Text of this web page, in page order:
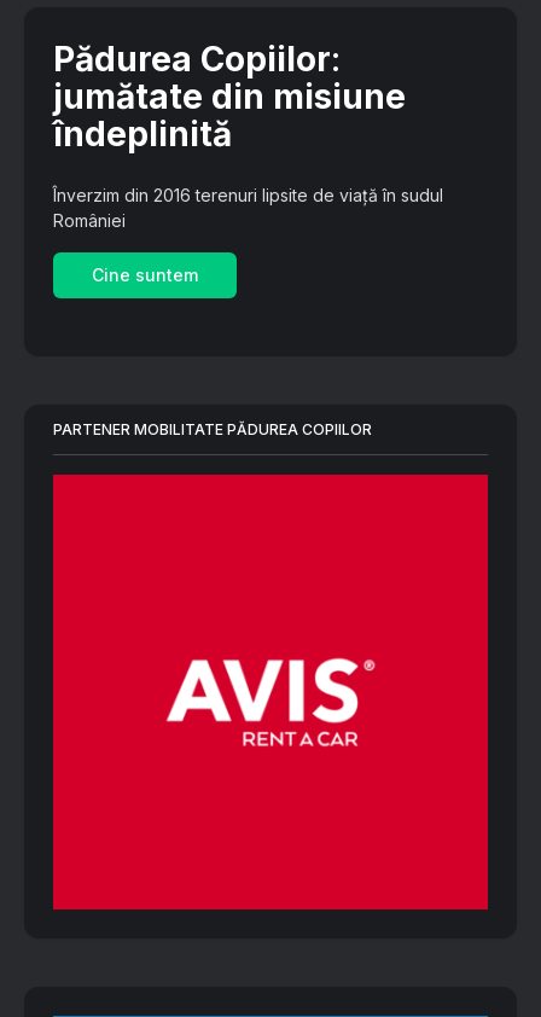
Pădurea Copiilor:
jumătate din misiune
îndeplinită
Înverzim din 2016 terenuri lipsite de viață în sudul
României
Cine suntem
PARTENER MOBILITATE PĂDUREA COPIILOR